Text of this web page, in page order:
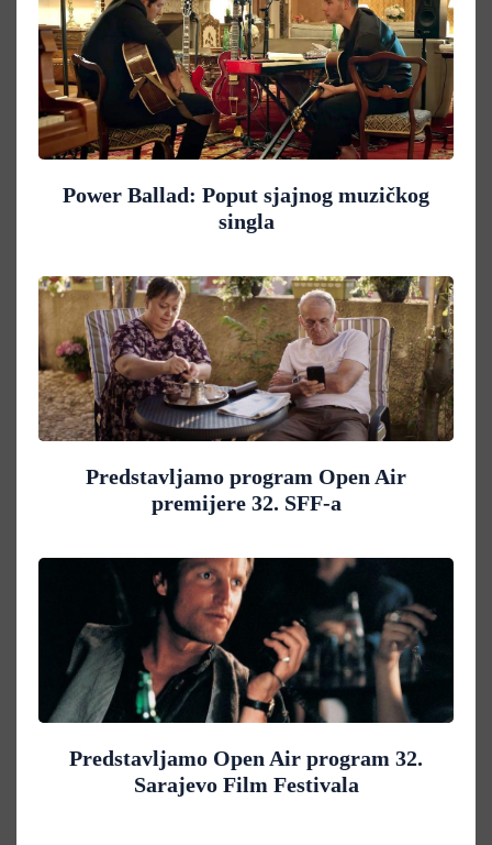
Power Ballad: Poput sjajnog muzičkog
singla
Predstavljamo program Open Air
premijere 32. SFF-a
Predstavljamo Open Air program 32.
Sarajevo Film Festivala